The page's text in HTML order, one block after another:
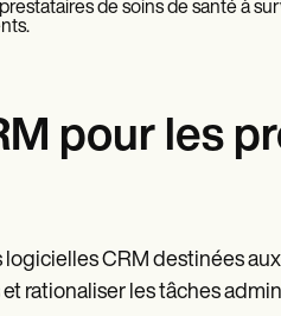
de soins de santé à
pour les
CRM destinées
rationaliser les tâches